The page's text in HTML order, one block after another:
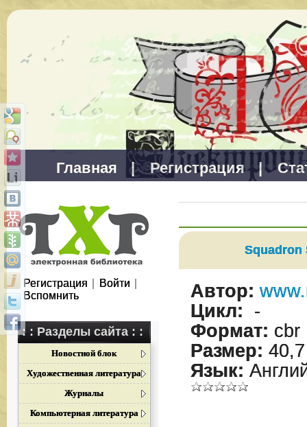
Главная | Регистрация |
Регистрация Войти
Вспомнить
: : Разделы сайта : :
Новостной блок
Художественная литература
Журналы
Компьютерная литература
Squadron
Автор:
Цикл: -
Формат: cbr
Размер:
Язык: